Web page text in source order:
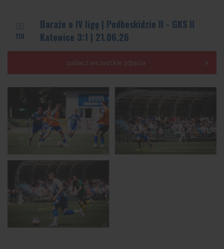
110
Baraże o IV ligę | Podbeskidzie II - GKS II
Katowice 3:1 | 21.06.26
zobacz wszystkie zdjęcia